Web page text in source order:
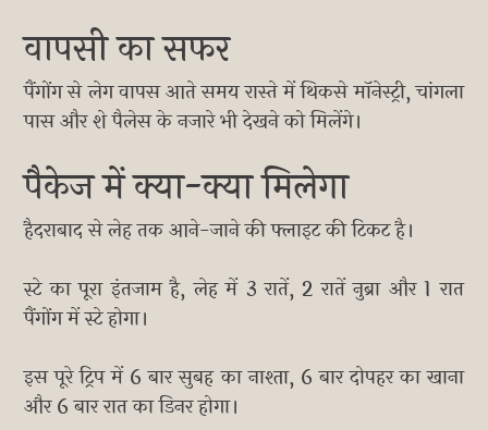
वापसी का सफर
पैंगोंग से लेग वापस आते समय रास्ते में थिकसे मॉनेस्ट्री, चांगला
पास और शे पैलेस के नजारे भी देखने को मिलेंगे।
पैकेज में क्या-क्या मिलेगा
हैदराबाद से लेह तक आने-जाने की फ्लाइट की टिकट है।
स्टे का पूरा इंतजाम है, लेह में 3 रातें, 2 रातें नुब्रा और 1 रात
पैंगोंग में स्टे होगा।
इस पूरे ट्रिप में 6 बार सुबह का नाश्ता, 6 बार दोपहर का खाना
और 6 बार रात का डिनर होगा।